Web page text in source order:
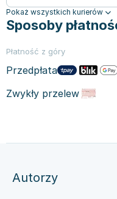
Pokaż wszystkich kurierów
Sposoby
Płatność z góry
Przedpłata
Zwykły przelew
Autorzy